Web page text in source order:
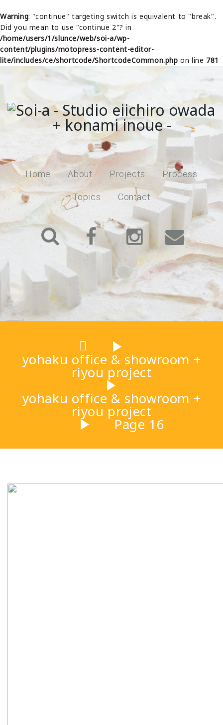
Warning: "continue" targeting switch is equivalent to "break".
Did you mean to use "continue 2"? in
/home/users/1/slunce/web/soi-a/wp-
content/plugins/motopress-content-editor-
lite/includes/ce/shortcode/ShortcodeCommon.php on line 781
Home About Projects Process
Topics Contact
▶
yohaku office & showroom +
riyou project
▶
yohaku office & showroom +
riyou project
▶ Page 16